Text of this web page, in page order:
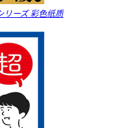
リーズ 彩色纸质